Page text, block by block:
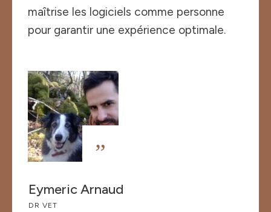
maîtrise les logiciels comme personne
pour garantir une expérience optimale.
”
Eymeric Arnaud
DR VET